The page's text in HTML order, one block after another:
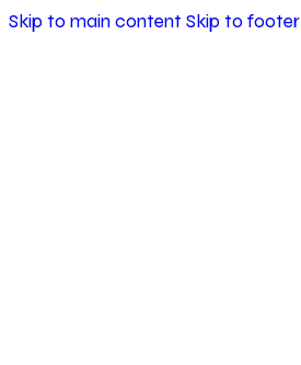
Skip to main content Skip to footer